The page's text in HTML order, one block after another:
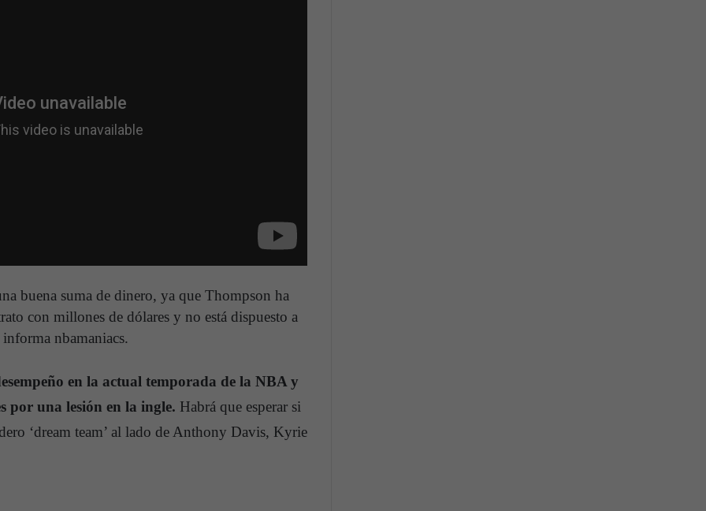
buena suma de dinero, ya que Thompson ha
con millones de dólares y no está dispuesto a
informa nbamaniacs.
en la actual temporada de la NBA y
por una lesión en la ingle. Habrá que esperar si
‘dream team’ al lado de Anthony Davis, Kyrie